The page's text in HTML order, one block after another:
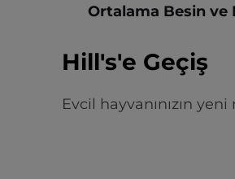
Ortalama Besin ve
Hill's'e Geçiş
Evcil hayvanınızın